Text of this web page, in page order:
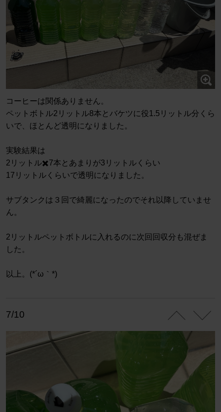
コーヒーは関係ありません。
ペットボトル2リットル8本とバケツに役1.5リットル分くら
いで、ほとんど透明になりました。
実験結果は
2リットル✖️7本とあまりが3リットルくらい
17リットルくらいで透明になりました。
サブタンクは３回で綺麗になったのでそれ以降していませ
ん。
2リットルペットボトルに入れるのに次回回収分も混ぜま
した。
以上。(*´ω｀*)
7/10